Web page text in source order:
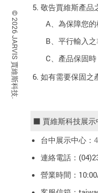
敬告賈維斯產品
A、為保障您的
B、平行輸入
C、產品保固
如有需要保固之
■ 賈維斯科技展示
台中展示中心：
連絡電話：
營業時間：
© 2026 JARVIS 賈維斯科技.